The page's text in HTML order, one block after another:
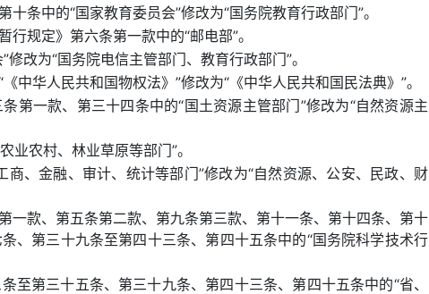
条中的“国家教育委员会”修改为“国务院教育行政部门”。
规定》第六条第一款中的“邮电部”。
改为“国务院电信主管部门、教育行政部门”。
中华人民共和国物权法》”修改为“《中华人民共和国民法典》”。
第一款、第三十四条中的“国土资源主管部门”修改为“自然资源主
业农村、林业草原等部门”。
、金融、审计、统计等部门”修改为“自然资源、公安、民政、财
一款、第五条第二款、第九条第三款、第十一条、第十四条、第十
、第三十九条至第四十三条、第四十五条中的“国务院科学技术行
第三十五条、第三十九条、第四十三条、第四十五条中的“省、